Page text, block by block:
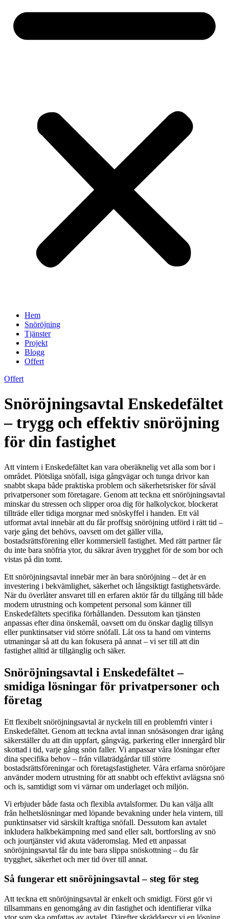
Hem
Snöröjning
Tjänster
Projekt
Blogg
Offert
Offert
Snöröjningsavtal Enskedefältet
– trygg och effektiv snöröjning
för din fastighet
Att vintern i Enskedefältet kan vara oberäknelig vet alla som bor i
området. Plötsliga snöfall, isiga gångvägar och tunga drivor kan
snabbt skapa både praktiska problem och säkerhetsrisker för såväl
privatpersoner som företagare. Genom att teckna ett snöröjningsavtal
minskar du stressen och slipper oroa dig för halkolyckor, blockerat
tillträde eller tidiga morgnar med snöskyffel i handen. Ett väl
utformat avtal innebär att du får proffsig snöröjning utförd i rätt tid –
varje gång det behövs, oavsett om det gäller villa,
bostadsrättsförening eller kommersiell fastighet. Med rätt partner får
du inte bara snöfria ytor, du säkrar även trygghet för de som bor och
vistas på din tomt.
Ett snöröjningsavtal innebär mer än bara snöröjning – det är en
investering i bekvämlighet, säkerhet och långsiktigt fastighetsvärde.
När du överlåter ansvaret till en erfaren aktör får du tillgång till både
modern utrustning och kompetent personal som känner till
Enskedefältets specifika förhållanden. Dessutom kan tjänsten
anpassas efter dina önskemål, oavsett om du önskar daglig tillsyn
eller punktinsatser vid större snöfall. Låt oss ta hand om vinterns
utmaningar så att du kan fokusera på annat – vi ser till att din
fastighet alltid är tillgänglig och säker.
Snöröjningsavtal i Enskedefältet –
smidiga lösningar för privatpersoner och
företag
Ett flexibelt snöröjningsavtal är nyckeln till en problemfri vinter i
Enskedefältet. Genom att teckna avtal innan snösäsongen drar igång
säkerställer du att din uppfart, gångväg, parkering eller innergård blir
skottad i tid, varje gång snön faller. Vi anpassar våra lösningar efter
dina specifika behov – från villaträdgårdar till större
bostadsrättsföreningar och företagsfastigheter. Våra erfarna snöröjare
använder modern utrustning för att snabbt och effektivt avlägsna snö
och is, samtidigt som vi värnar om underlaget och miljön.
Vi erbjuder både fasta och flexibla avtalsformer. Du kan välja allt
från helhetslösningar med löpande bevakning under hela vintern, till
punktinsatser vid särskilt kraftiga snöfall. Dessutom kan avtalet
inkludera halkbekämpning med sand eller salt, bortforsling av snö
och jourtjänster vid akuta väderomslag. Med ett anpassat
snöröjningsavtal får du inte bara slippa snöskottning – du får
trygghet, säkerhet och mer tid över till annat.
Så fungerar ett snöröjningsavtal – steg för steg
Att teckna ett snöröjningsavtal är enkelt och smidigt. Först gör vi
tillsammans en genomgång av din fastighet och identifierar vilka